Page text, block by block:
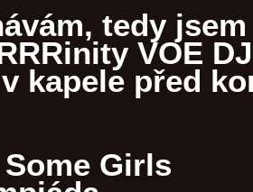
tedy jsem
VOE
kapele před
Girls